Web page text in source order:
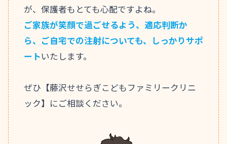
が、保護者もとても心配ですよね。
ご家族が笑顔で過ごせるよう、適応判断か
ら、ご自宅での注射についても、しっかりサポ
ートいたします。
ぜひ【藤沢せせらぎこどもファミリークリニ
ック】にご相談ください。